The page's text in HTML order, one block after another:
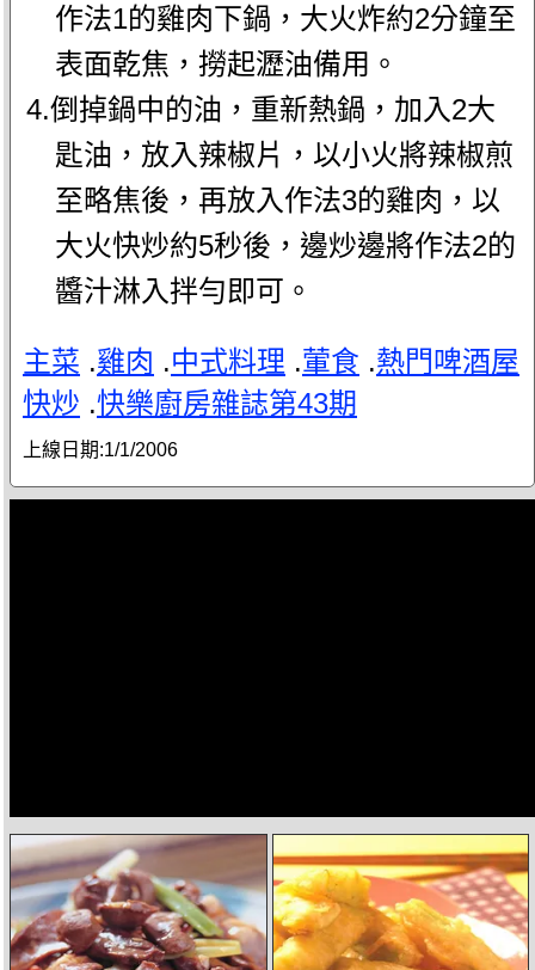
作法1的雞肉下鍋，大火炸約2分鐘至
表面乾焦，撈起瀝油備用。
4.倒掉鍋中的油，重新熱鍋，加入2大
匙油，放入辣椒片，以小火將辣椒煎
至略焦後，再放入作法3的雞肉，以
大火快炒約5秒後，邊炒邊將作法2的
醬汁淋入拌勻即可。
主菜 .雞肉 .中式料理 .葷食 .熱門啤酒屋
快炒 .快樂廚房雜誌第43期
上線日期:1/1/2006